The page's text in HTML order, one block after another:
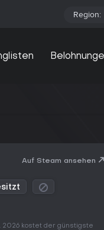
Region:
Auf Steam ansehen
2026 kostet der günstigste